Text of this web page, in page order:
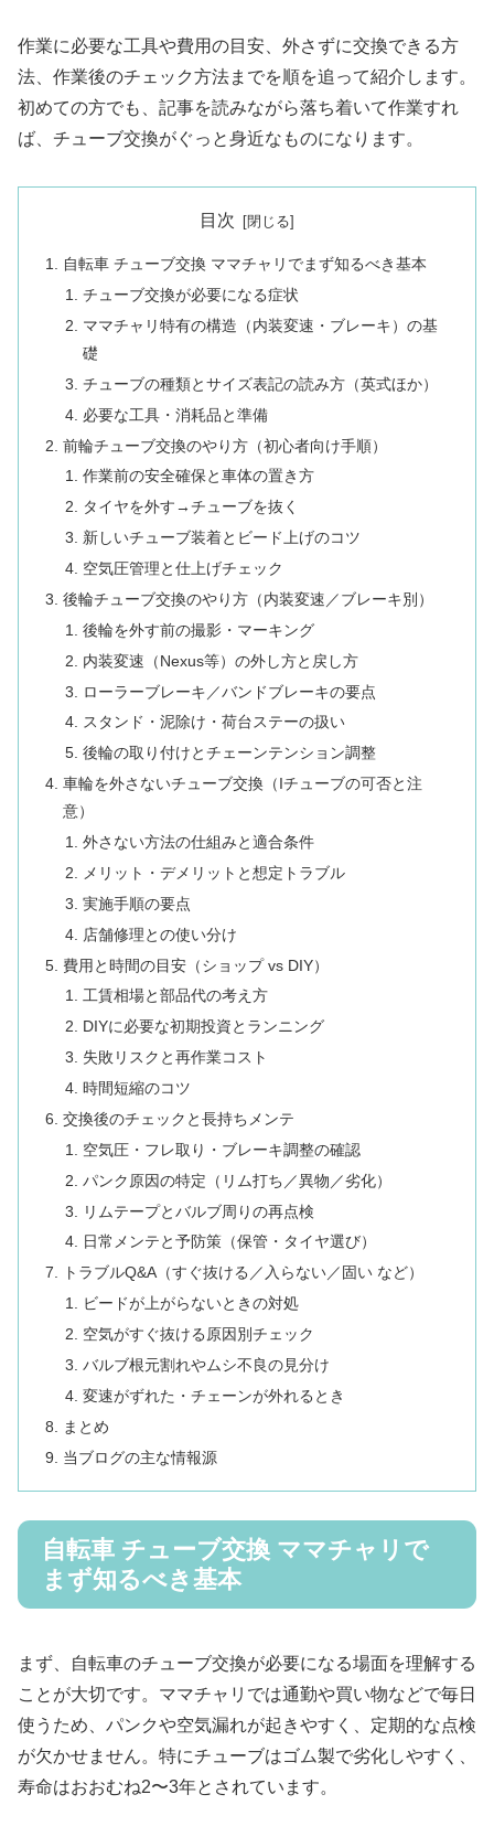
作業に必要な工具や費用の目安、外さずに交換できる方
法、作業後のチェック方法までを順を追って紹介します。
初めての方でも、記事を読みながら落ち着いて作業すれ
ば、チューブ交換がぐっと身近なものになります。
目次
自転車 チューブ交換 ママチャリでまず知るべき基本
チューブ交換が必要になる症状
ママチャリ特有の構造（内装変速・ブレーキ）の基
礎
チューブの種類とサイズ表記の読み方（英式ほか）
必要な工具・消耗品と準備
前輪チューブ交換のやり方（初心者向け手順）
作業前の安全確保と車体の置き方
タイヤを外す→チューブを抜く
新しいチューブ装着とビード上げのコツ
空気圧管理と仕上げチェック
後輪チューブ交換のやり方（内装変速／ブレーキ別）
後輪を外す前の撮影・マーキング
内装変速（Nexus等）の外し方と戻し方
ローラーブレーキ／バンドブレーキの要点
スタンド・泥除け・荷台ステーの扱い
後輪の取り付けとチェーンテンション調整
車輪を外さないチューブ交換（Iチューブの可否と注
意）
外さない方法の仕組みと適合条件
メリット・デメリットと想定トラブル
実施手順の要点
店舗修理との使い分け
費用と時間の目安（ショップ vs DIY）
工賃相場と部品代の考え方
DIYに必要な初期投資とランニング
失敗リスクと再作業コスト
時間短縮のコツ
交換後のチェックと長持ちメンテ
空気圧・フレ取り・ブレーキ調整の確認
パンク原因の特定（リム打ち／異物／劣化）
リムテープとバルブ周りの再点検
日常メンテと予防策（保管・タイヤ選び）
トラブルQ&A（すぐ抜ける／入らない／固い など）
ビードが上がらないときの対処
空気がすぐ抜ける原因別チェック
バルブ根元割れやムシ不良の見分け
変速がずれた・チェーンが外れるとき
まとめ
当ブログの主な情報源
自転車 チューブ交換 ママチャリで
まず知るべき基本
まず、自転車のチューブ交換が必要になる場面を理解する
ことが大切です。ママチャリでは通勤や買い物などで毎日
使うため、パンクや空気漏れが起きやすく、定期的な点検
が欠かせません。特にチューブはゴム製で劣化しやすく、
寿命はおおむね2〜3年とされています。